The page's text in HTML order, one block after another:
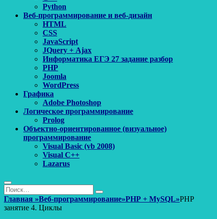
Python
Веб-программирование и веб-дизайн
HTML
CSS
JavaScript
JQuery + Ajax
Информатика ЕГЭ 27 задание разбор
PHP
Joomla
WordPress
Графика
Adobe Photoshop
Логическое программирование
Prolog
Объектно-ориентированное (визуальное)
программирование
Visual Basic (vb 2008)
Visual C++
Lazarus
Поиск
Найти:
Поиск
Главная »Веб-программирование»PHP + MySQL»PHP
занятие 4. Циклы